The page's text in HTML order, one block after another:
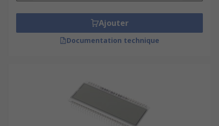
Ajouter
Documentation technique